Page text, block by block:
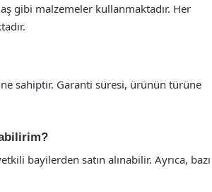
gibi malzemeler kullanmaktadır. Her
sahiptir. Garanti süresi, ürünün türüne
bayilerden satın alınabilir. Ayrıca, bazı